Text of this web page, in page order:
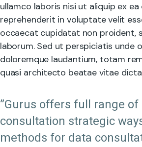
ullamco laboris nisi ut aliquip ex
reprehenderit in voluptate velit
occaecat cupidatat non proident,
laborum. Sed ut perspiciatis
doloremque laudantium, totam
quasi architecto beatae vitae
”Gurus offers full range
consultation strategic
methods for data